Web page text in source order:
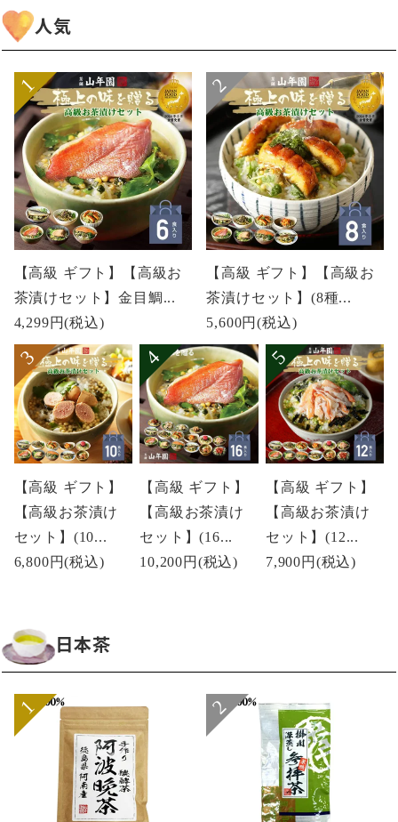
人気
【高級 ギフト】【高級お
茶漬けセット】金目鯛...
4,299円(税込)
【高級 ギフト】【高級お
茶漬けセット】(8種...
5,600円(税込)
【高級 ギフト】
【高級お茶漬け
セット】(10...
6,800円(税込)
【高級 ギフト】
【高級お茶漬け
セット】(16...
10,200円 (税込)
【高級 ギフト】
【高級お茶漬け
セット】(12...
7,900円 (税込)
日本茶